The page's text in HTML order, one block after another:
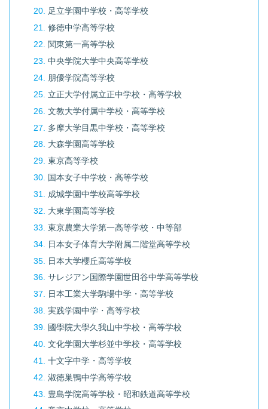
足立学園中学校・高等学校
修徳中学高等学校
関東第一高等学校
中央学院大学中央高等学校
朋優学院高等学校
立正大学付属立正中学校・高等学校
文教大学付属中学校・高等学校
多摩大学目黒中学校・高等学校
大森学園高等学校
東京高等学校
国本女子中学校・高等学校
成城学園中学校高等学校
大東学園高等学校
東京農業大学第一高等学校・中等部
日本女子体育大学附属二階堂高等学校
日本大学櫻丘高等学校
サレジアン国際学園世田谷中学高等学校
日本工業大学駒場中学・高等学校
実践学園中学・高等学校
國學院大學久我山中学校・高等学校
文化学園大学杉並中学校・高等学校
十文字中学・高等学校
淑徳巣鴨中学高等学校
豊島学院高等学校・昭和鉄道高等学校